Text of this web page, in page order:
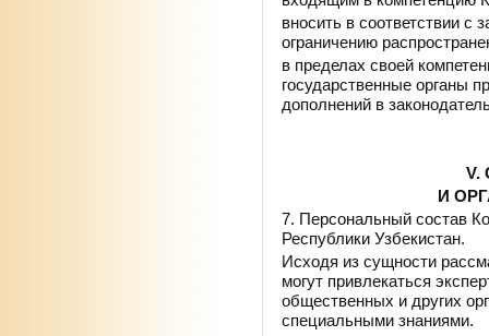
вносить в соответствии с
ограничению
в пределах своей
государственные органы
дополнений в
V.
И
7. Персональный состав
Республики Узбекистан.
Исходя из сущности
могут привлекаться
общественных и других
специальными знаниями.